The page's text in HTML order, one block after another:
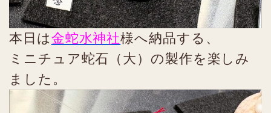
本日は金蛇水神社様へ納品する、
ミニチュア蛇石（大）の製作を楽しみ
ました。